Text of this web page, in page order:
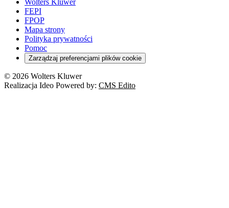
FEPI
FPOP
Mapa strony
Polityka prywatności
Pomoc
Zarządzaj preferencjami plików cookie
© 2026 Wolters Kluwer
Realizacja Ideo Powered by: CMS Edito